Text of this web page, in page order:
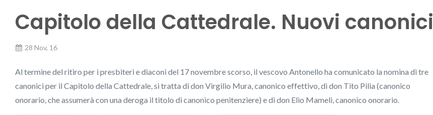
Capitolo della Cattedrale. Nuovi canonici
28 Nov, 16
Al termine del ritiro per i presbiteri e diaconi del 17 novembre scorso, il vescovo Antonello ha comunicato la nomina di tre
canonici per il Capitolo della Cattedrale, si tratta di don Virgilio Mura, canonico effettivo, di don Tito Pilia (canonico
onorario, che assumerà con una deroga il titolo di canonico penitenziere) e di don Elio Mameli, canonico onorario.